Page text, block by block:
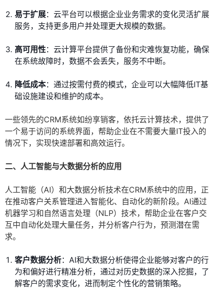
易于扩展：云平台可以根据企业业务需求的变化灵活扩展
服务，支持更多用户并处理更大规模的数据。
高可用性：云计算平台提供了备份和灾难恢复功能，确保
在系统故障时，数据不会丢失，服务不中断。
降低成本：通过按需付费的模式，企业可以大幅降低IT基
础设施建设和维护的成本。
一些领先的CRM系统如纷享销客，依托云计算技术，提供了
一个易于访问的系统界面，帮助企业在不需要大量IT投入的
情况下，实现快速部署和高效运行。
二、人工智能与大数据分析的应用
人工智能（AI）和大数据分析技术在CRM系统中的应用，正
在推动客户关系管理进入智能化、自动化的新阶段。AI通过
机器学习和自然语言处理（NLP）技术，帮助企业在客户交
互中自动化处理大量任务，并分析客户行为，预测潜在需
求。
客户数据分析：AI和大数据分析使得企业能够对客户的行
为和偏好进行精准分析，通过对历史数据的深入挖掘，了
解客户的需求变化，进而制定个性化的营销策略。